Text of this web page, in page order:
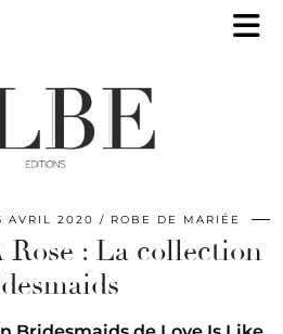
AVRIL 2020 ROBE DE MARIÉE
: La collection